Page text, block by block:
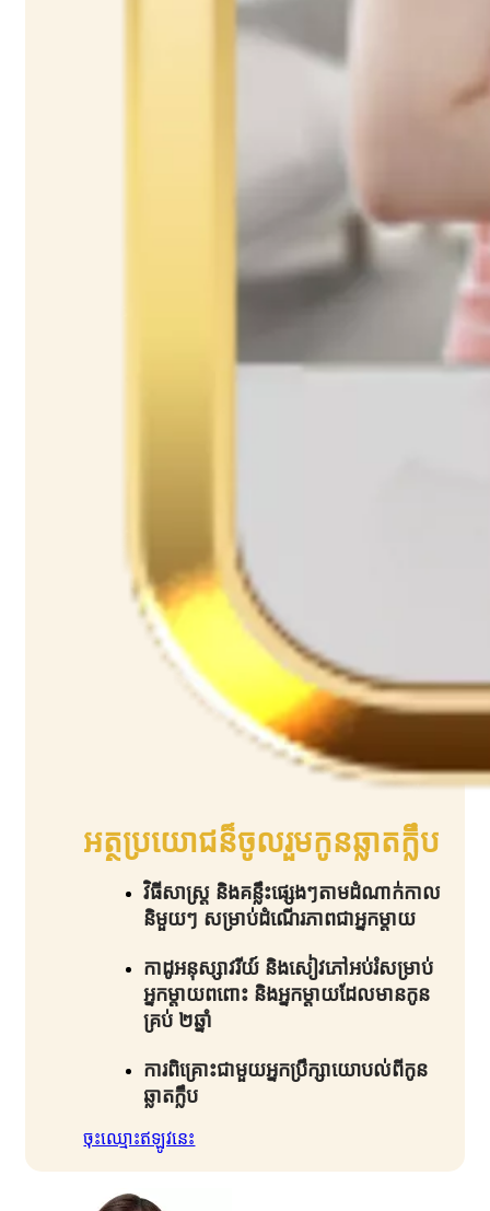
អត្ថប្រយោជន៏ចូលរួមកូនឆ្លាតក្លឹប​
វិធីសាស្រ្ត និងគន្លឹះផ្សេងៗតាមដំណាក់កាល
និមួយៗ សម្រាប់ដំណើរភាពជាអ្នកម្តាយ​
កាដូអនុស្សាវរីយ៍ និងសៀវភៅអប់រំសម្រាប់
អ្នកម្តាយពពោះ និងអ្នកម្តាយដែលមានកូន
គ្រប់ ២ឆ្នាំ​
ការពិគ្រោះជាមួយអ្នកប្រឹក្សាយោបល់ពីកូន
ឆ្លាតក្លឹប​
ចុះឈ្មោះឥឡូវនេះ